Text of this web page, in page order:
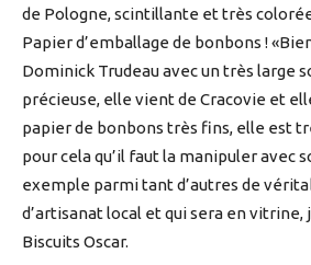
de Pologne, scintillante et très
Papier d’emballage de bonbons !
Dominick Trudeau avec un très large
précieuse, elle vient de Cracovie et
papier de bonbons très fins, elle est
pour cela qu’il faut la manipuler avec
exemple parmi tant d’autres de
d’artisanat local et qui sera en vitrine,
Biscuits Oscar.